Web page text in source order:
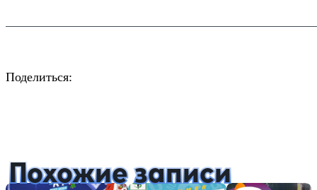
Поделиться:
Похожие записи